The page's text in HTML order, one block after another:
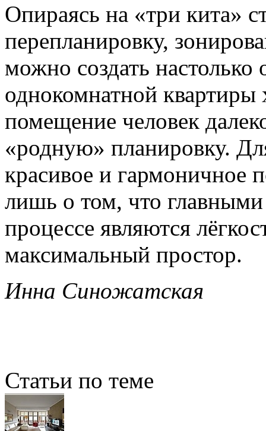
Опираясь на «три кита»
перепланировку,
можно создать
однокомнатной
помещение человек
«родную» планировку.
красивое и гармоничное
лишь о том, что
процессе являются
максимальный простор.
Инна Синожатская
Статьи по теме